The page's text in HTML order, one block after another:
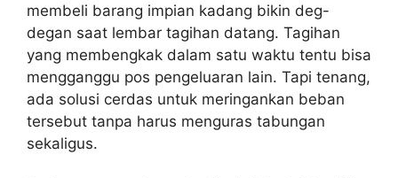
membeli barang impian kadang bikin deg-
degan saat lembar tagihan datang. Tagihan
yang membengkak dalam satu waktu tentu bisa
mengganggu pos pengeluaran lain. Tapi tenang,
ada solusi cerdas untuk meringankan beban
tersebut tanpa harus menguras tabungan
sekaligus.